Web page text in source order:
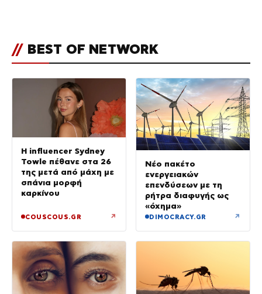
// BEST OF NETWORK
Η influencer Sydney
Towle πέθανε στα 26
της μετά από μάχη με
σπάνια μορφή
καρκίνου
COUSCOUS.GR ↗
Νέο πακέτο
ενεργειακών
επενδύσεων με τη
ρήτρα διαφυγής ως
«όχημα»
DIMOCRACY.GR ↗